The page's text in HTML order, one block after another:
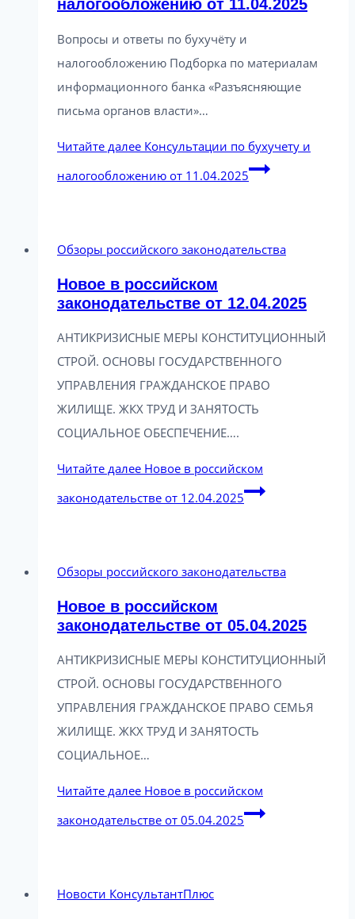
налогообложению от 11.04.2025
Вопросы и ответы по бухучёту и
налогообложению Подборка по материалам
информационного банка «Разъясняющие
письма органов власти»…
Читайте далее Консультации по бухучету и
налогообложению от 11.04.2025
Обзоры российского законодательства
Новое в российском
законодательстве от 12.04.2025
АНТИКРИЗИСНЫЕ МЕРЫ КОНСТИТУЦИОННЫЙ
СТРОЙ. ОСНОВЫ ГОСУДАРСТВЕННОГО
УПРАВЛЕНИЯ ГРАЖДАНСКОЕ ПРАВО
ЖИЛИЩЕ. ЖКХ ТРУД И ЗАНЯТОСТЬ
СОЦИАЛЬНОЕ ОБЕСПЕЧЕНИЕ….
Читайте далее Новое в российском
законодательстве от 12.04.2025
Обзоры российского законодательства
Новое в российском
законодательстве от 05.04.2025
АНТИКРИЗИСНЫЕ МЕРЫ КОНСТИТУЦИОННЫЙ
СТРОЙ. ОСНОВЫ ГОСУДАРСТВЕННОГО
УПРАВЛЕНИЯ ГРАЖДАНСКОЕ ПРАВО СЕМЬЯ
ЖИЛИЩЕ. ЖКХ ТРУД И ЗАНЯТОСТЬ
СОЦИАЛЬНОЕ…
Читайте далее Новое в российском
законодательстве от 05.04.2025
Новости КонсультантПлюс